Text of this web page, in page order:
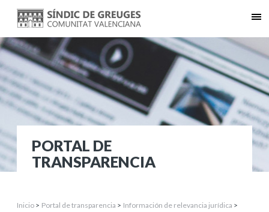
PORTAL DE
TRANSPARENCIA
Inicio > Portal de transparencia > Información de relevancia jurídica >